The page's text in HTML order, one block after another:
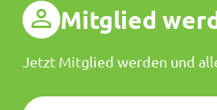
Mitglied
Jetzt Mitglied werden und